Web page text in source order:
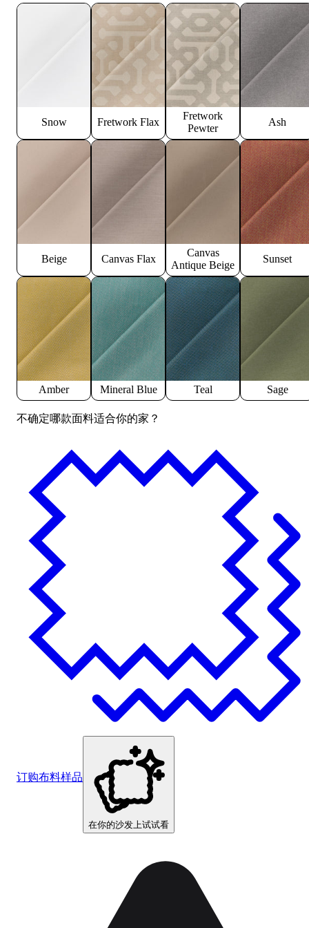
Snow Fretwork Flax
Fretwork
Pewter
Ash
Beige Canvas Flax
Canvas
Antique Beige
Sunset
Amber Mineral Blue Teal Sage
不确定哪款面料适合你的家？
订购布料样品
在你的沙发上试试看